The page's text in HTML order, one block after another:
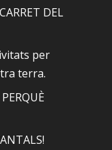
DEL
per
terra.